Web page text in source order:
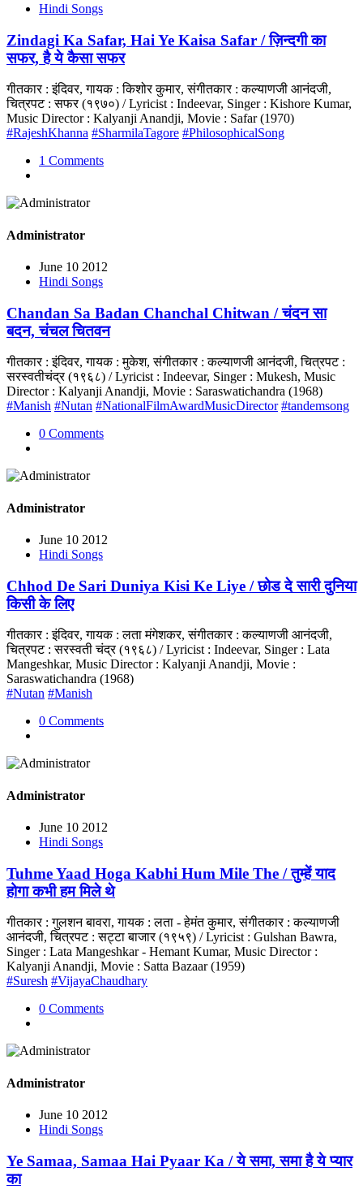
Hindi Songs
Zindagi Ka Safar, Hai Ye Kaisa Safar / ज़िन्दगी का
सफर, है ये कैसा सफर
गीतकार : इंदिवर, गायक : किशोर कुमार, संगीतकार : कल्याणजी आनंदजी,
चित्रपट : सफर (१९७०) / Lyricist : Indeevar, Singer : Kishore Kumar,
Music Director : Kalyanji Anandji, Movie : Safar (1970)
#RajeshKhanna #SharmilaTagore #PhilosophicalSong
1 Comments
Administrator
June 10 2012
Hindi Songs
Chandan Sa Badan Chanchal Chitwan / चंदन सा
बदन, चंचल चितवन
गीतकार : इंदिवर, गायक : मुकेश, संगीतकार : कल्याणजी आनंदजी, चित्रपट :
सरस्वतीचंद्र (१९६८) / Lyricist : Indeevar, Singer : Mukesh, Music
Director : Kalyanji Anandji, Movie : Saraswatichandra (1968)
#Manish #Nutan #NationalFilmAwardMusicDirector #tandemsong
0 Comments
Administrator
June 10 2012
Hindi Songs
Chhod De Sari Duniya Kisi Ke Liye / छोड दे सारी दुनिया
किसी के लिए
गीतकार : इंदिवर, गायक : लता मंगेशकर, संगीतकार : कल्याणजी आनंदजी,
चित्रपट : सरस्वती चंद्र (१९६८) / Lyricist : Indeevar, Singer : Lata
Mangeshkar, Music Director : Kalyanji Anandji, Movie :
Saraswatichandra (1968)
#Nutan #Manish
0 Comments
Administrator
June 10 2012
Hindi Songs
Tuhme Yaad Hoga Kabhi Hum Mile The / तुम्हें याद
होगा कभी हम मिले थे
गीतकार : गुलशन बावरा, गायक : लता - हेमंत कुमार, संगीतकार : कल्याणजी
आनंदजी, चित्रपट : सट्टा बाजार (१९५९) / Lyricist : Gulshan Bawra,
Singer : Lata Mangeshkar - Hemant Kumar, Music Director :
Kalyanji Anandji, Movie : Satta Bazaar (1959)
#Suresh #VijayaChaudhary
0 Comments
Administrator
June 10 2012
Hindi Songs
Ye Samaa, Samaa Hai Pyaar Ka / ये समा, समा है ये प्यार
का